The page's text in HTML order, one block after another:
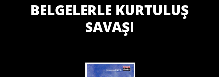
BELGELERLE KURTULUŞ
SAVAŞI